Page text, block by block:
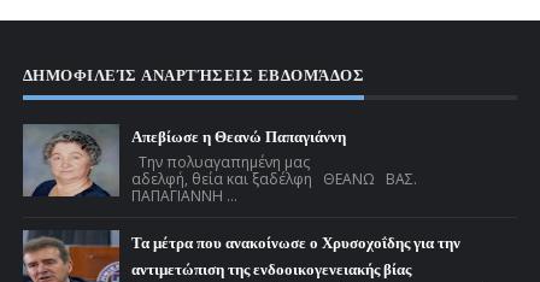
ΔΗΜΟΦΙΛΕΊΣ ΑΝΑΡΤΉΣΕΙΣ ΕΒΔΟΜΆΔΟΣ
Απεβίωσε η Θεανώ Παπαγιάννη
Την πολυαγαπημένη μας
αδελφή, θεία και ξαδέλφη ΘΕΑΝΩ ΒΑΣ.
ΠΑΠΑΓΙΑΝΝΗ ...
Τα μέτρα που ανακοίνωσε ο Χρυσοχοΐδης για την
αντιμετώπιση της ενδοοικογενειακής βίας